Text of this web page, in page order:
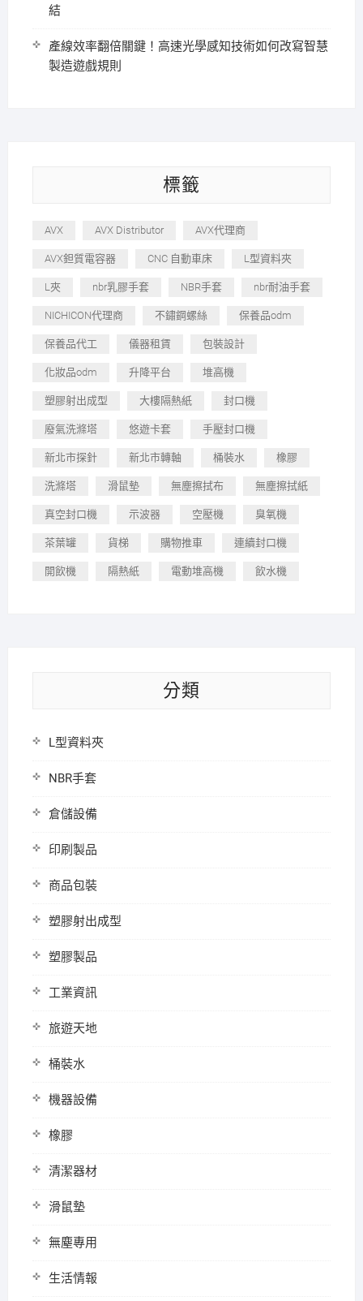
結
產線效率翻倍關鍵！高速光學感知技術如何改寫智慧
製造遊戲規則
標籤
AVX AVX Distributor AVX代理商
AVX鉭質電容器 CNC 自動車床 L型資料夾
L夾 nbr乳膠手套 NBR手套 nbr耐油手套
NICHICON代理商 不鏽鋼螺絲 保養品odm
保養品代工 儀器租賃 包裝設計
化妝品odm 升降平台 堆高機
塑膠射出成型 大樓隔熱紙 封口機
廢氣洗滌塔 悠遊卡套 手壓封口機
新北市探針 新北市轉軸 桶裝水 橡膠
洗滌塔 滑鼠墊 無塵擦拭布 無塵擦拭紙
真空封口機 示波器 空壓機 臭氧機
茶葉罐 貨梯 購物推車 連續封口機
開飲機 隔熱紙 電動堆高機 飲水機
分類
L型資料夾
NBR手套
倉儲設備
印刷製品
商品包裝
塑膠射出成型
塑膠製品
工業資訊
旅遊天地
桶裝水
機器設備
橡膠
清潔器材
滑鼠墊
無塵專用
生活情報